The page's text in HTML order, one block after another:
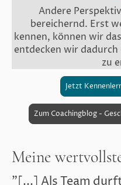
Andere
bereichernd. Erst
kennen, können wir
entdecken wir dadurch
zu
Zum Coachingblog -
Jetzt
Meine
"[...] Als Team